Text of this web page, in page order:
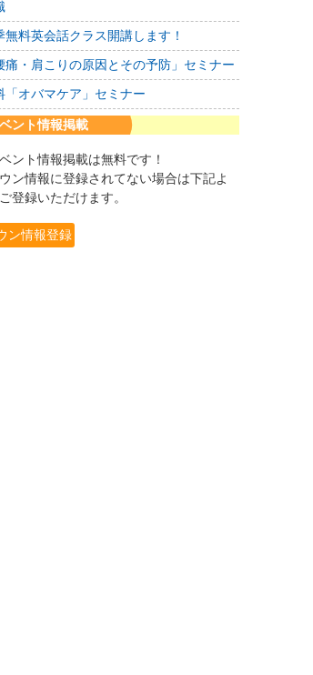
無料英会話クラス開講します！
痛・肩こりの原因とその予防」セミナー
「オバマケア」セミナー
ント情報掲載
ント情報掲載は無料です！
ン情報に登録されてない場合は下記よ
登録いただけます。
ン情報登録